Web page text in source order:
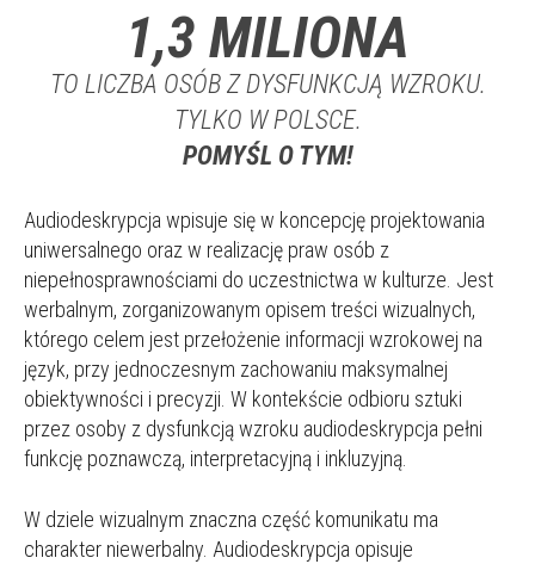
1,3 MILIONA
TO LICZBA OSÓB Z DYSFUNKCJĄ WZROKU.
TYLKO W POLSCE.
POMYŚL O TYM!
Audiodeskrypcja wpisuje się w koncepcję projektowania
uniwersalnego oraz w realizację praw osób z
niepełnosprawnościami do uczestnictwa w kulturze. Jest
werbalnym, zorganizowanym opisem treści wizualnych,
którego celem jest przełożenie informacji wzrokowej na
język, przy jednoczesnym zachowaniu maksymalnej
obiektywności i precyzji. W kontekście odbioru sztuki
przez osoby z dysfunkcją wzroku audiodeskrypcja pełni
funkcję poznawczą, interpretacyjną i inkluzyjną.
W dziele wizualnym znaczna część komunikatu ma
charakter niewerbalny. Audiodeskrypcja opisuje